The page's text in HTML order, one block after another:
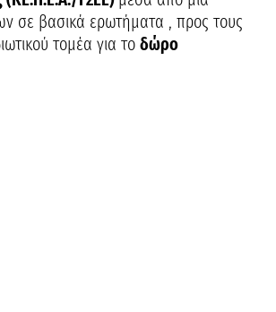
σε βασικά ερωτήματα , προς τους
τομέα για το δώρο